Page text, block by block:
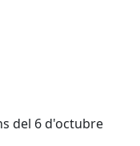
del 6 d'octubre